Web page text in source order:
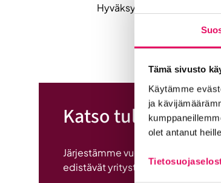
Tämä sivusto
Käytämme
ja
olet antanut
Hyväksy
Katso tulevat
Järjestämme vuosittain kymmeniä
edistävät yritysten liiketoimintaa